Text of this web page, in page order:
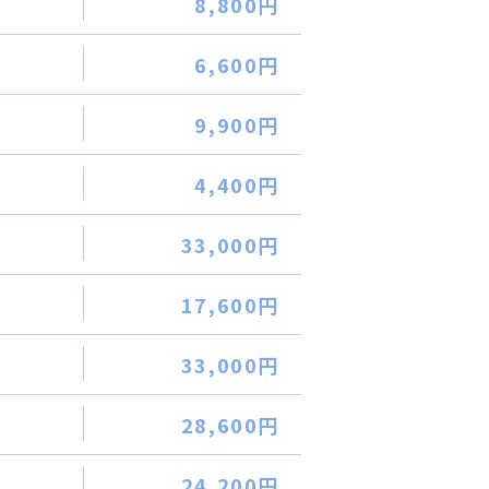
6,600円
9,900円
4,400円
33,000円
17,600円
33,000円
28,600円